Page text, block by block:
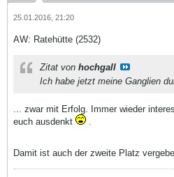
25.01.2016, 21:20
AW: Ratehütte (2532)
Zitat von hochgall
Ich habe jetzt meine Ganglien
... zwar mit Erfolg. Immer wieder
euch ausdenkt
.
Damit ist auch der zweite Platz